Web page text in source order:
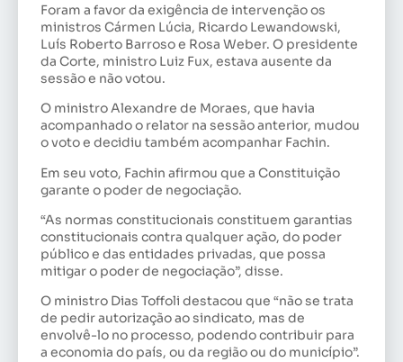
Foram a favor da exigência de intervenção os
ministros Cármen Lúcia, Ricardo Lewandowski,
Luís Roberto Barroso e Rosa Weber. O presidente
da Corte, ministro Luiz Fux, estava ausente da
sessão e não votou.
O ministro Alexandre de Moraes, que havia
acompanhado o relator na sessão anterior, mudou
o voto e decidiu também acompanhar Fachin.
Em seu voto, Fachin afirmou que a Constituição
garante o poder de negociação.
“As normas constitucionais constituem garantias
constitucionais contra qualquer ação, do poder
público e das entidades privadas, que possa
mitigar o poder de negociação”, disse.
O ministro Dias Toffoli destacou que “não se trata
de pedir autorização ao sindicato, mas de
envolvê-lo no processo, podendo contribuir para
a economia do país, ou da região ou do município”.